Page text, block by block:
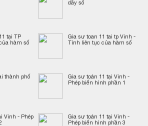
dãy số
tại TP
hàm số
Gia sư toan 11 tai tp Vinh -
Tính liên tục của hàm số
thành phố
Gia sư toán 11 tại Vinh -
Phép biến hình phần 1
Vinh - Phép
Gia sư toán 11 tại Vinh -
Phép biến hình phần 3